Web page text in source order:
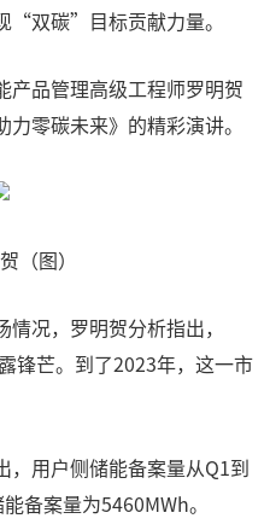
“双碳”目标贡献力量。
产品管理高级工程师罗明贺
零碳未来》的精彩演讲。
（图）
况，罗明贺分析指出，
锋芒。到了2023年，这一市
，用户侧储能备案量从Q1到
备案量为5460MWh。